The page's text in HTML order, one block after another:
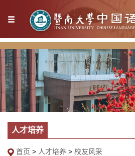
人才培养
首页 > 人才培养 > 校友风采